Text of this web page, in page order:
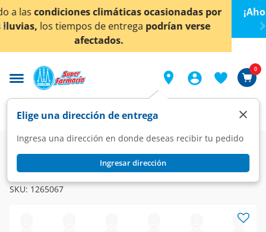
< div class="carousel-inner">
por
verse
¡Ahora también en Aguascalientes!
conocer detalles.
Elige una dirección de entrega
Ingresa una dirección en donde deseas recibir tu pedido
Ingresar dirección
×
0
Farmacia Circulatorio Lipotrópicos e Hipocolesterol
Atozet 10mg/10mg, 30 Tabletas.
SKU: 1265067